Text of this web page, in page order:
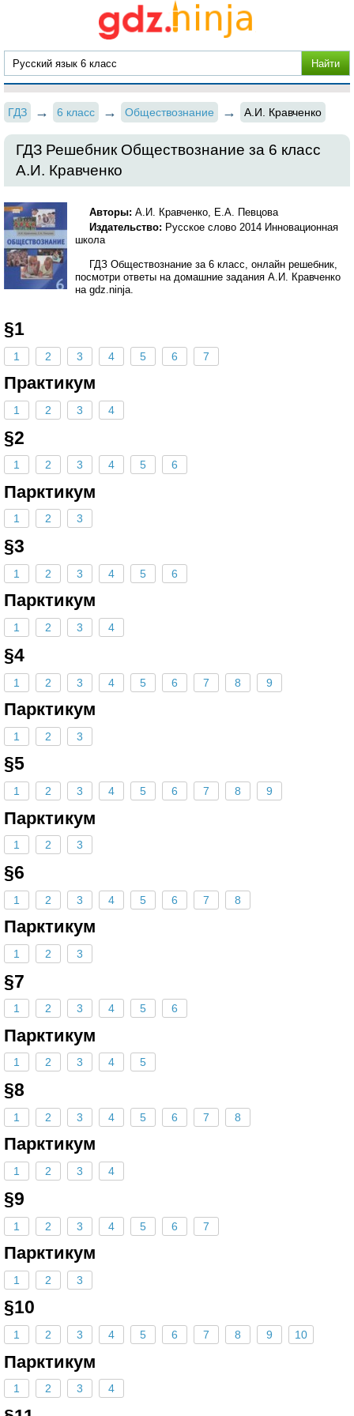
ГДЗ 6 класс Обществознание А.И. Кравченко
ГДЗ Решебник Обществознание за 6 класс
А.И. Кравченко
Авторы: А.И. Кравченко, Е.А. Певцова
Издательство: Русское слово 2014 Инновационная
школа
ГДЗ Обществознание за 6 класс, онлайн решебник,
посмотри ответы на домашние задания А.И. Кравченко
на gdz.ninja.
§1
1 2 3 4 5 6 7
Практикум
1 2 3 4
§2
1 2 3 4 5 6
Парктикум
1 2 3
§3
1 2 3 4 5 6
Парктикум
1 2 3 4
§4
1 2 3 4 5 6 7 8 9
Парктикум
1 2 3
§5
1 2 3 4 5 6 7 8 9
Парктикум
1 2 3
§6
1 2 3 4 5 6 7 8
Парктикум
1 2 3
§7
1 2 3 4 5 6
Парктикум
1 2 3 4 5
§8
1 2 3 4 5 6 7 8
Парктикум
1 2 3 4
§9
1 2 3 4 5 6 7
Парктикум
1 2 3
§10
1 2 3 4 5 6 7 8 9 10
Парктикум
1 2 3 4